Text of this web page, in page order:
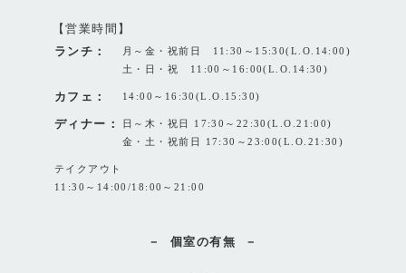
【営業時間】
ランチ：
月～金・祝前日 11:30～15:30(L.O.14:00)
土・日・祝 11:00～16:00(L.O.14:30)
カフェ： 14:00～16:30(L.O.15:30)
ディナー：
日～木・祝日 17:30～22:30(L.O.21:00)
金・土・祝前日 17:30～23:00(L.O.21:30)
テイクアウト
11:30～14:00/18:00～21:00
個室の有無